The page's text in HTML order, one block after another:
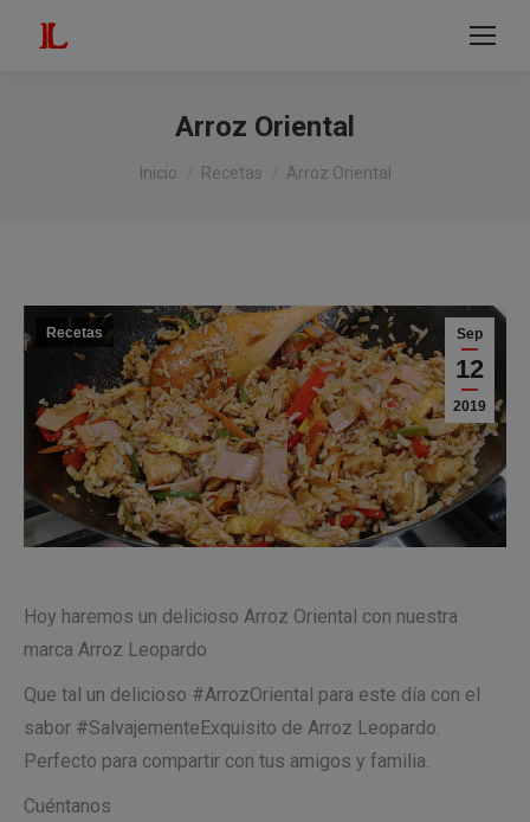
Buscar:
Arroz Oriental
Estás aquí:
Inicio Recetas Arroz Oriental
Sep
12
2019
Recetas
Hoy haremos un delicioso Arroz Oriental con nuestra
marca Arroz Leopardo
Que tal un delicioso #ArrozOriental para este día con el
sabor #SalvajementeExquisito de Arroz Leopardo.
Perfecto para compartir con tus amigos y familia.
Cuéntanos